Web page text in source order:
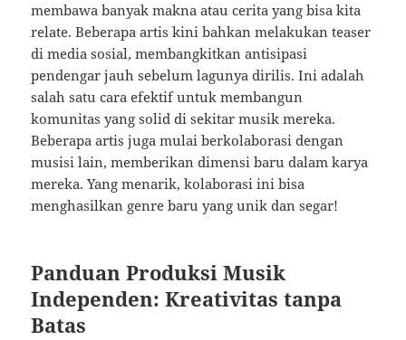
membawa banyak makna atau cerita yang bisa kita
relate. Beberapa artis kini bahkan melakukan teaser
di media sosial, membangkitkan antisipasi
pendengar jauh sebelum lagunya dirilis. Ini adalah
salah satu cara efektif untuk membangun
komunitas yang solid di sekitar musik mereka.
Beberapa artis juga mulai berkolaborasi dengan
musisi lain, memberikan dimensi baru dalam karya
mereka. Yang menarik, kolaborasi ini bisa
menghasilkan genre baru yang unik dan segar!
Panduan Produksi Musik
Independen: Kreativitas tanpa
Batas